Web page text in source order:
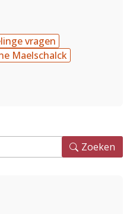
vragen
Maelschalck
Zoeken